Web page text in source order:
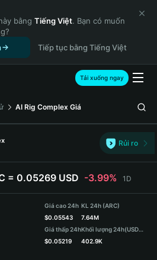
bằng Tiếng Việt. Bạn có muốn
Tiếp tục bằng Tiếng Việt
Tải xuống ngay
AI Rig Complex Giá
Rủi ro
= 0.05269 USD -3.99% 1D
Giá cao 24h
$0.05543
Giá thấp 24h
$0.05219
KL 24h (ARC)
7.64M
Khối lượng 24h(USDT)
402.9K